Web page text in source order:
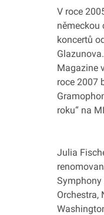
V roce
německou
koncertů
Magazine
roce 2007
roku“ na
Julia
Symphony
Orchestra,